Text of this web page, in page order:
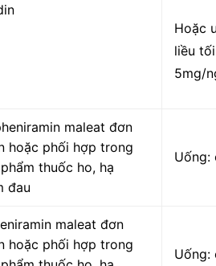
Hoặc
liều
5mg/
maleat đơn
hoặc phối hợp trong
thuốc ho, hạ
đau
Uống:
maleat đơn
hoặc phối hợp trong
Uống: